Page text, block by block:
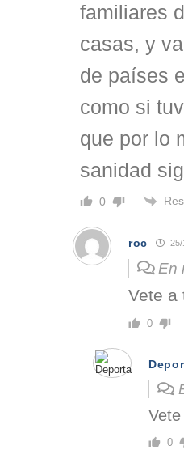
familiares
casas, y
de países
como si
que por lo
sanidad
0
roc 25/
En
Vete a
0
0